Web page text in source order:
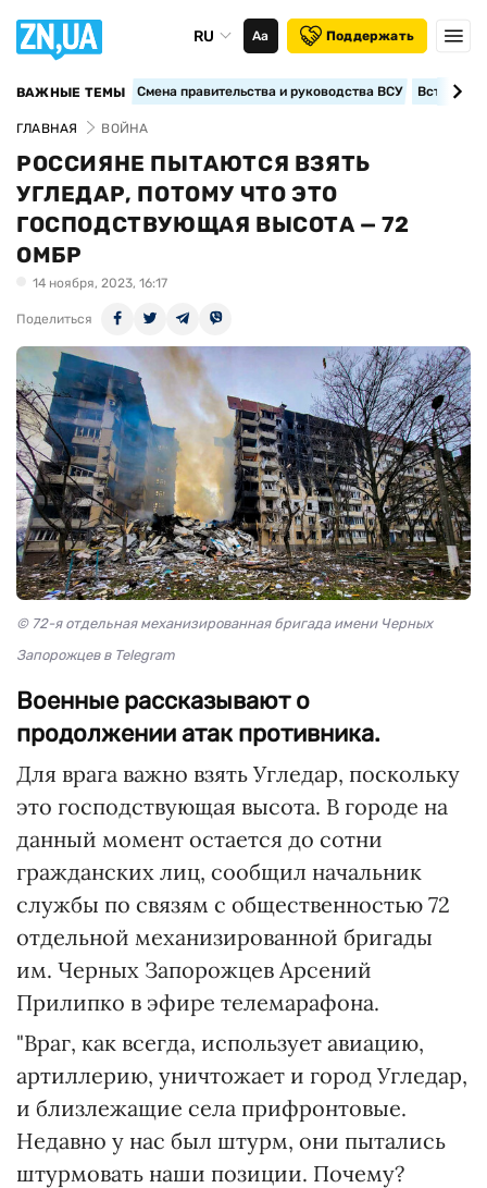
RU Аа Поддержать
ВАЖНЫЕ ТЕМЫ Смена правительства и руководства ВСУ
ГЛАВНАЯ ВОЙНА
РОССИЯНЕ ПЫТАЮТСЯ ВЗЯТЬ
УГЛЕДАР, ПОТОМУ ЧТО ЭТО
ГОСПОДСТВУЮЩАЯ ВЫСОТА — 72
ОМБР
14 ноября, 2023, 16:17
Поделиться
© 72-я отдельная механизированная бригада имени Черных
Запорожцев в Telegram
Военные рассказывают о
продолжении атак противника.
Для врага важно взять Угледар, поскольку
это господствующая высота. В городе на
данный момент остается до сотни
гражданских лиц, сообщил начальник
службы по связям с общественностью 72
отдельной механизированной бригады
им. Черных Запорожцев Арсений
Прилипко в эфире телемарафона.
"Враг, как всегда, использует авиацию,
артиллерию, уничтожает и город Угледар,
и близлежащие села прифронтовые.
Недавно у нас был штурм, они пытались
штурмовать наши позиции. Почему?